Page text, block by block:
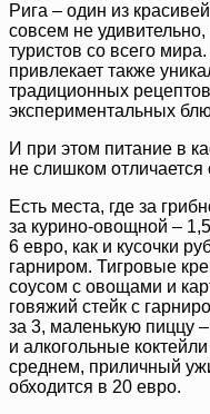
Рига – один из
совсем не
туристов со всего
привлекает также
традиционных
экспериментальных
И при этом питание в
не слишком отличается
Есть места, где за
за курино-овощной –
6 евро, как и кусочки
гарниром. Тигровые
соусом с овощами и
говяжий стейк с
за 3, маленькую пиццу
и алкогольные
среднем, приличный
обходится в 20 евро.